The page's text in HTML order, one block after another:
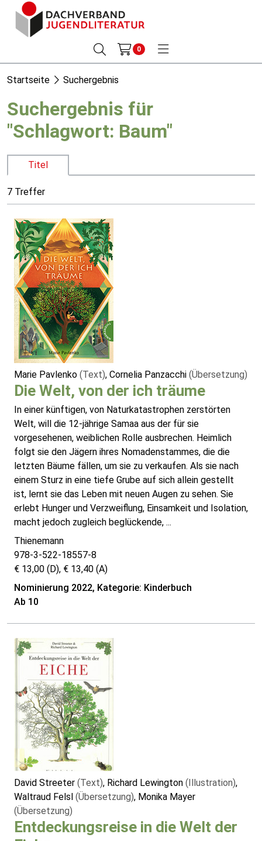
0
Startseite Suchergebnis
Suchergebnis für
"Schlagwort: Baum"
Titel
7 Treffer
Marie Pavlenko (Text), Cornelia Panzacchi (Übersetzung)
Die Welt, von der ich träume
In einer künftigen, von Naturkatastrophen zerstörten
Welt, will die 12-jährige Samaa aus der für sie
vorgesehenen, weiblichen Rolle ausbrechen. Heimlich
folgt sie den Jägern ihres Nomadenstammes, die die
letzten Bäume fällen, um sie zu verkaufen. Als sie nach
einem Sturz in eine tiefe Grube auf sich allein gestellt
ist, lernt sie das Leben mit neuen Augen zu sehen. Sie
erlebt Hunger und Verzweiflung, Einsamkeit und Isolation,
macht jedoch zugleich beglückende, ...
Thienemann
978-3-522-18557-8
€ 13,00 (D), € 13,40 (A)
Nominierung 2022, Kategorie: Kinderbuch
Ab 10
David Streeter (Text), Richard Lewington (Illustration),
Waltraud Felsl (Übersetzung), Monika Mayer
(Übersetzung)
Entdeckungsreise in die Welt der